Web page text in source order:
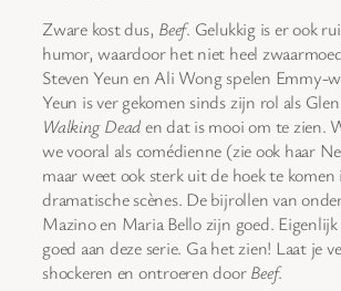
Zware kost dus, Beef. Gelukkig is er ook
humor, waardoor het niet heel
Steven Yeun en Ali Wong spelen Emmy-
Yeun is ver gekomen sinds zijn rol als
Walking Deaden dat is mooi om te zien.
we vooral als comédienne (zie ook haar
maar weet ook sterk uit de hoek te komen
dramatische scènes. De bijrollen van
Mazino en Maria Bello zijn goed. Eigenlijk
goed aan deze serie. Ga het zien! Laat je
shockeren en ontroeren doorBeef.